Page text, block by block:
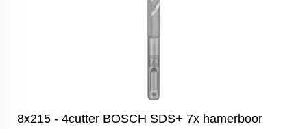
8x215 - 4cutter BOSCH SDS+ 7x hamerboor